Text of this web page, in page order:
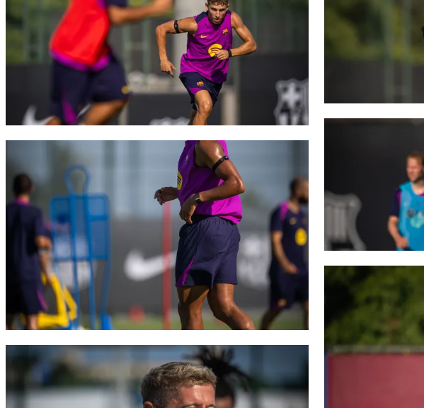
FC Barcelona club badge
FC Barcelona club badge
FC Barcelona club badge